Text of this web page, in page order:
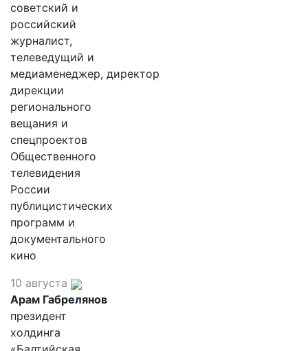
советский и
российский
журналист,
телеведущий и
медиаменеджер, директор
дирекции
регионального
вещания и
спецпроектов
Общественного
телевидения
России
публицистических
программ и
документального
кино
10 августа
Арам Габрелянов
президент
холдинга